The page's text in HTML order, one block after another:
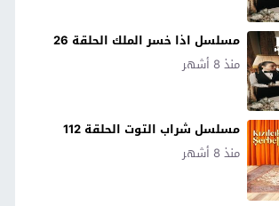
مسلسل اذا خسر الملك الحلقة 26
منذ 8 أشهر
مسلسل شراب التوت الحلقة 112
منذ 8 أشهر